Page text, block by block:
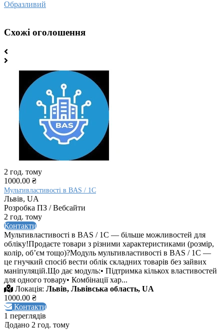
Образливий
Схожі оголошення
2 год. тому
1000.00 ₴
Мультивластивості в BAS / 1C
Львів, UA
Розробка ПЗ / Вебсайти
2 год. тому
Контакти
Мультивластивості в BAS / 1C — більше можливостей для
обліку!Продаєте товари з різними характеристиками (розмір,
колір, обʼєм тощо)?Модуль мультивластивості в BAS / 1C —
це гнучкий спосіб вести облік складних товарів без зайвих
маніпуляцій.Що дає модуль:• Підтримка кількох властивостей
для одного товару• Комбінації хар...
Локація: Львів, Львівська область, UA
1000.00 ₴
Контакти
1 переглядів
Додано 2 год. тому